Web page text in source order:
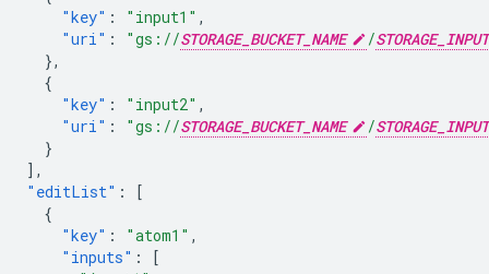
"key" : "input1" ,
"uri" : "gs://STORAGE_BUCKET_NAME /
},
{
"key" : "input2" ,
"uri" : "gs://STORAGE_BUCKET_NAME /
}
],
"editList" :
[
{
"key" : "atom1" ,
"inputs" :
[